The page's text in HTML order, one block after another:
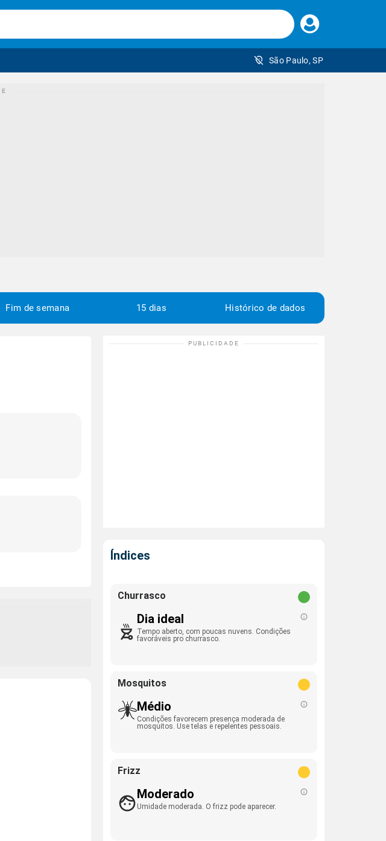
Faça
seu
São Paulo, SP
Fim de semana 15 dias Histórico de dados
Índices
Churrasco
Dia ideal
Tempo aberto, com poucas nuvens. Condições
favoráveis pro churrasco.
Mosquitos
Médio
Condições favorecem presença moderada de
mosquitos. Use telas e repelentes pessoais.
Frizz
Moderado
Umidade moderada. O frizz pode aparecer.